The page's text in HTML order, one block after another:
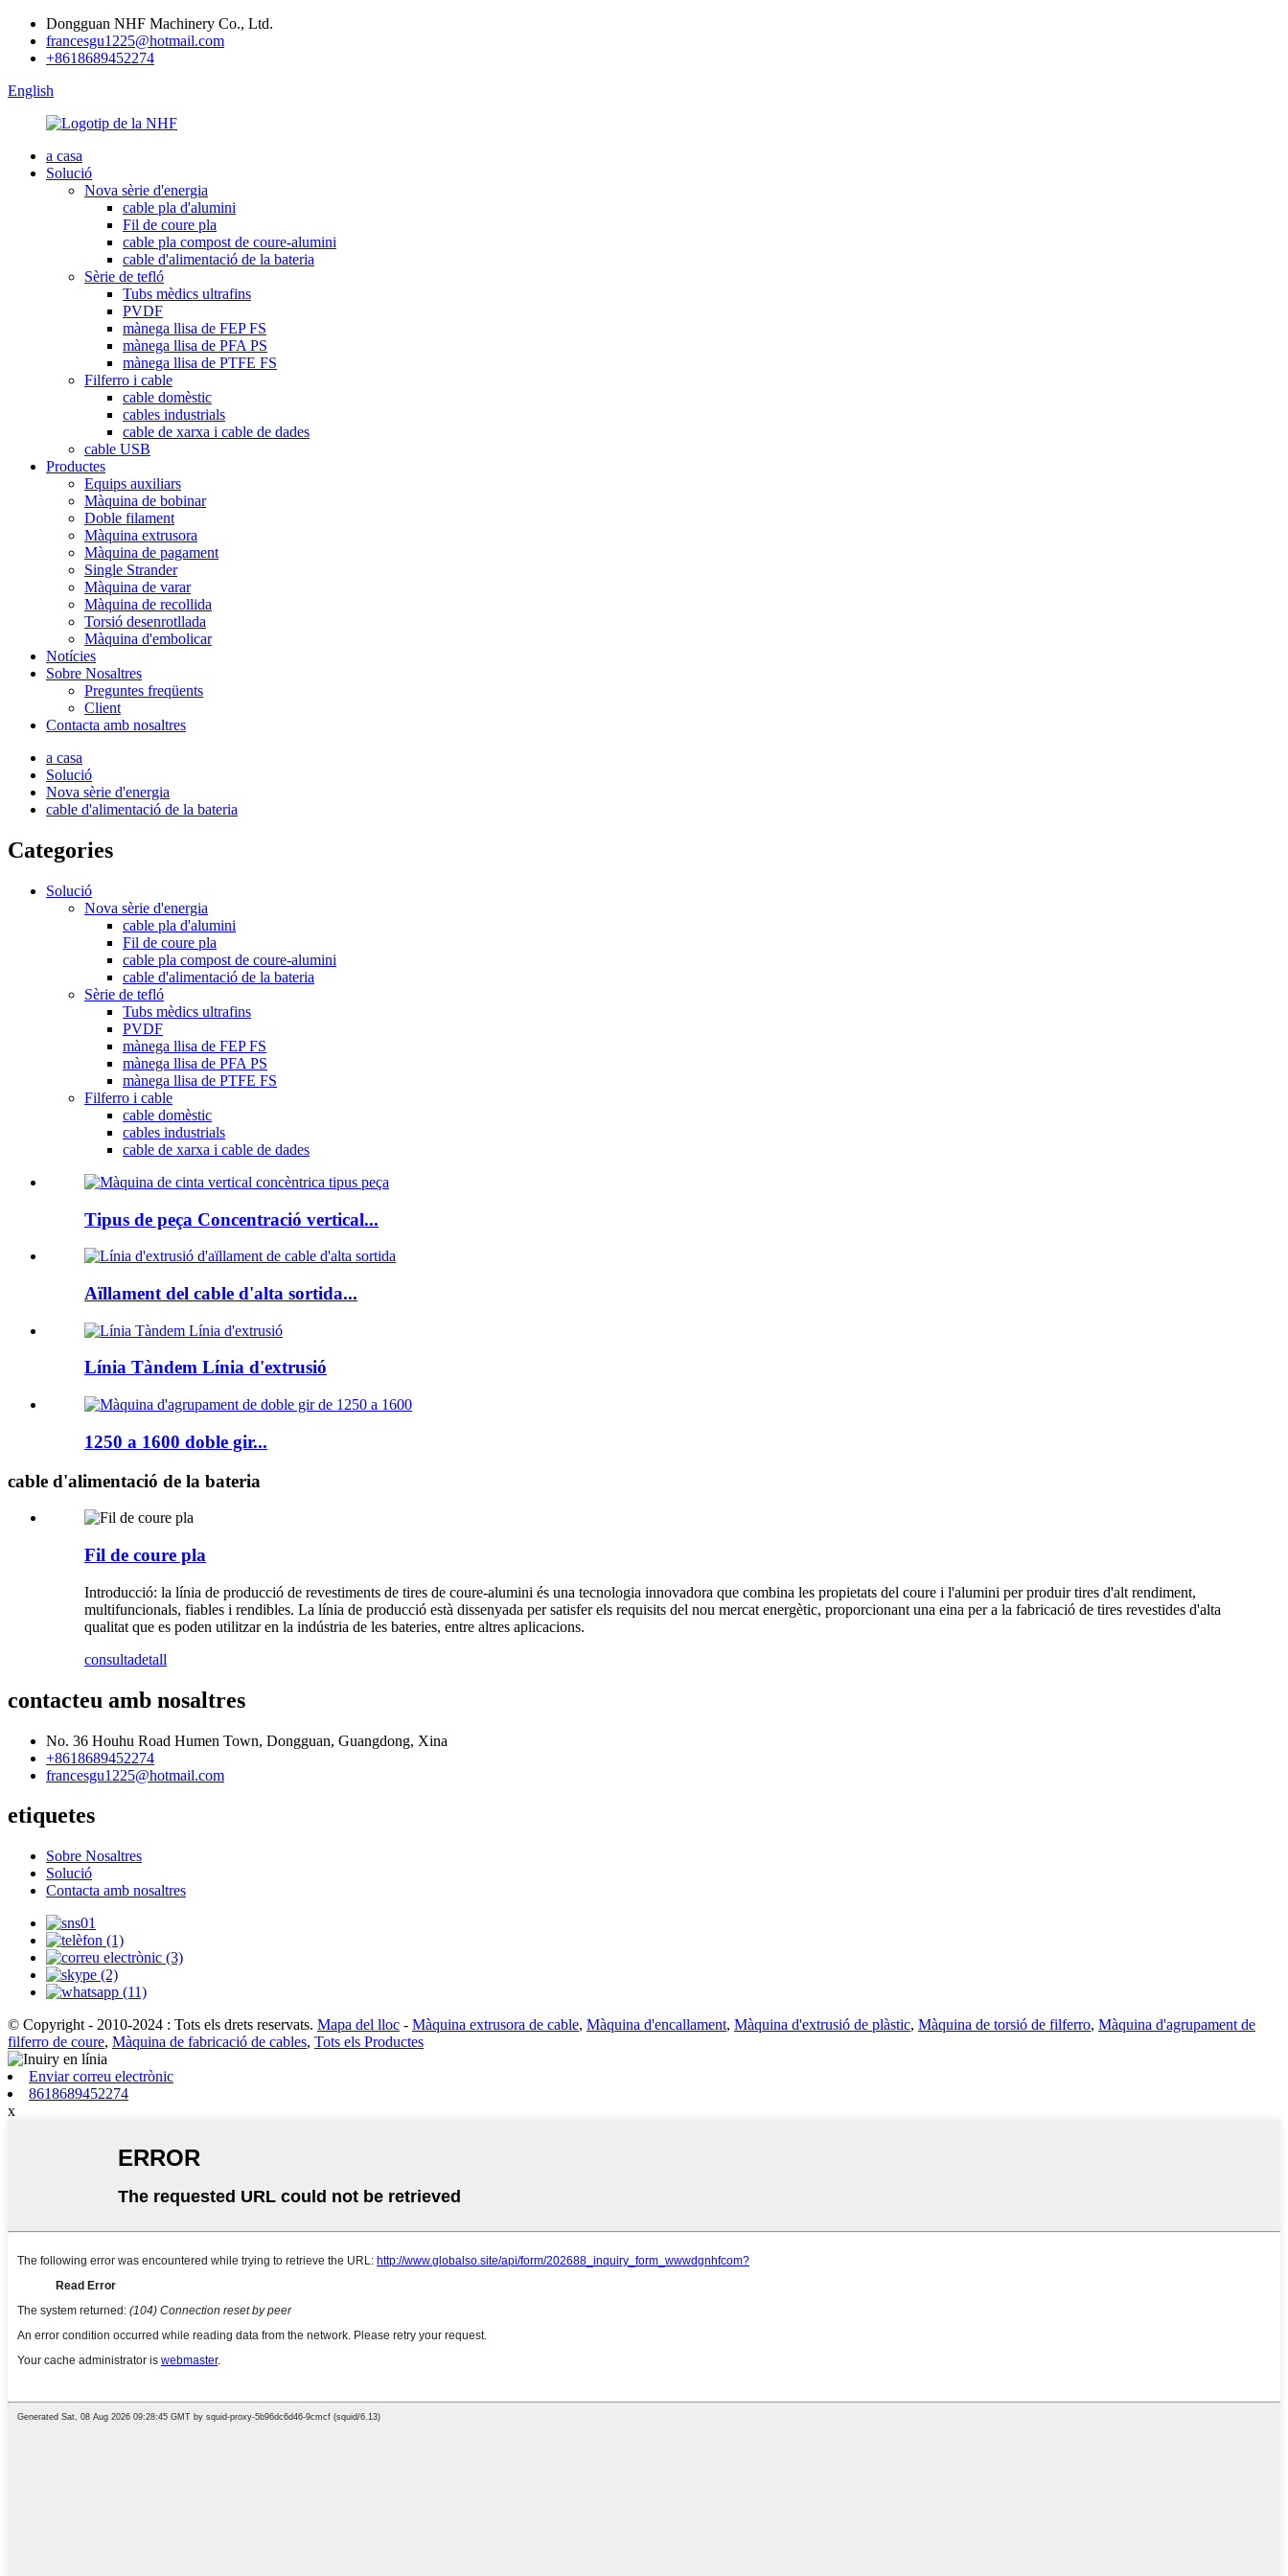
Dongguan NHF Machinery Co., Ltd.
francesgu1225@hotmail.com
+8618689452274
English
a casa
Solució
Nova sèrie d'energia
cable pla d'alumini
Fil de coure pla
cable pla compost de coure-alumini
cable d'alimentació de la bateria
Sèrie de tefló
Tubs mèdics ultrafins
PVDF
mànega llisa de FEP FS
mànega llisa de PFA PS
mànega llisa de PTFE FS
Filferro i cable
cable domèstic
cables industrials
cable de xarxa i cable de dades
cable USB
Productes
Equips auxiliars
Màquina de bobinar
Doble filament
Màquina extrusora
Màquina de pagament
Single Strander
Màquina de varar
Màquina de recollida
Torsió desenrotllada
Màquina d'embolicar
Notícies
Sobre Nosaltres
Preguntes freqüents
Client
Contacta amb nosaltres
a casa
Solució
Nova sèrie d'energia
cable d'alimentació de la bateria
Categories
Solució
Nova sèrie d'energia
cable pla d'alumini
Fil de coure pla
cable pla compost de coure-alumini
cable d'alimentació de la bateria
Sèrie de tefló
Tubs mèdics ultrafins
PVDF
mànega llisa de FEP FS
mànega llisa de PFA PS
mànega llisa de PTFE FS
Filferro i cable
cable domèstic
cables industrials
cable de xarxa i cable de dades
Tipus de peça Concentració vertical...
Aïllament del cable d'alta sortida...
Línia Tàndem Línia d'extrusió
1250 a 1600 doble gir...
cable d'alimentació de la bateria
Fil de coure pla
Introducció: la línia de producció de revestiments de tires de coure-alumini és una tecnologia innovadora que combina les propietats del coure i l'alumini per produir tires d'alt rendiment,
multifuncionals, fiables i rendibles. La línia de producció està dissenyada per satisfer els requisits del nou mercat energètic, proporcionant una eina per a la fabricació de tires revestides d'alta
qualitat que es poden utilitzar en la indústria de les bateries, entre altres aplicacions.
consultadetall
contacteu amb nosaltres
No. 36 Houhu Road Humen Town, Dongguan, Guangdong, Xina
+8618689452274
francesgu1225@hotmail.com
etiquetes
Sobre Nosaltres
Solució
Contacta amb nosaltres
© Copyright - 2010-2024 : Tots els drets reservats. Mapa del lloc - Màquina extrusora de cable, Màquina d'encallament, Màquina d'extrusió de plàstic, Màquina de torsió de filferro, Màquina d'agrupament de
filferro de coure, Màquina de fabricació de cables, Tots els Productes
Enviar correu electrònic
8618689452274
x